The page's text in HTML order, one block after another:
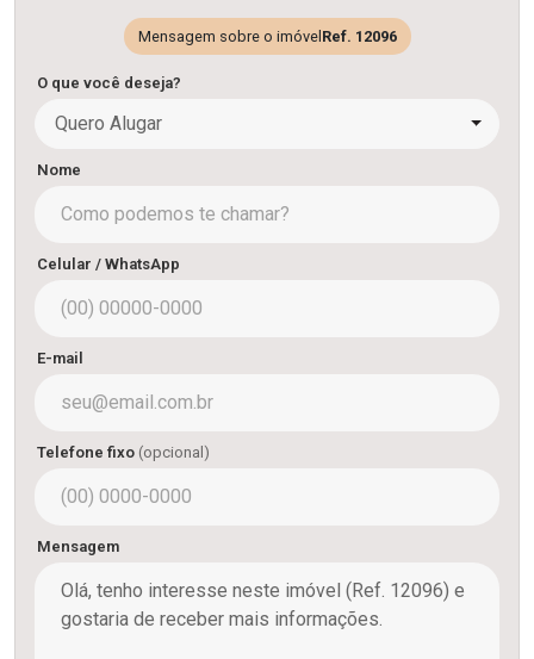
Mensagem sobre o imóvel Ref. 12096
O que você deseja?
Quero Alugar
Nome
Celular / WhatsApp
E-mail
Telefone fixo (opcional)
Mensagem